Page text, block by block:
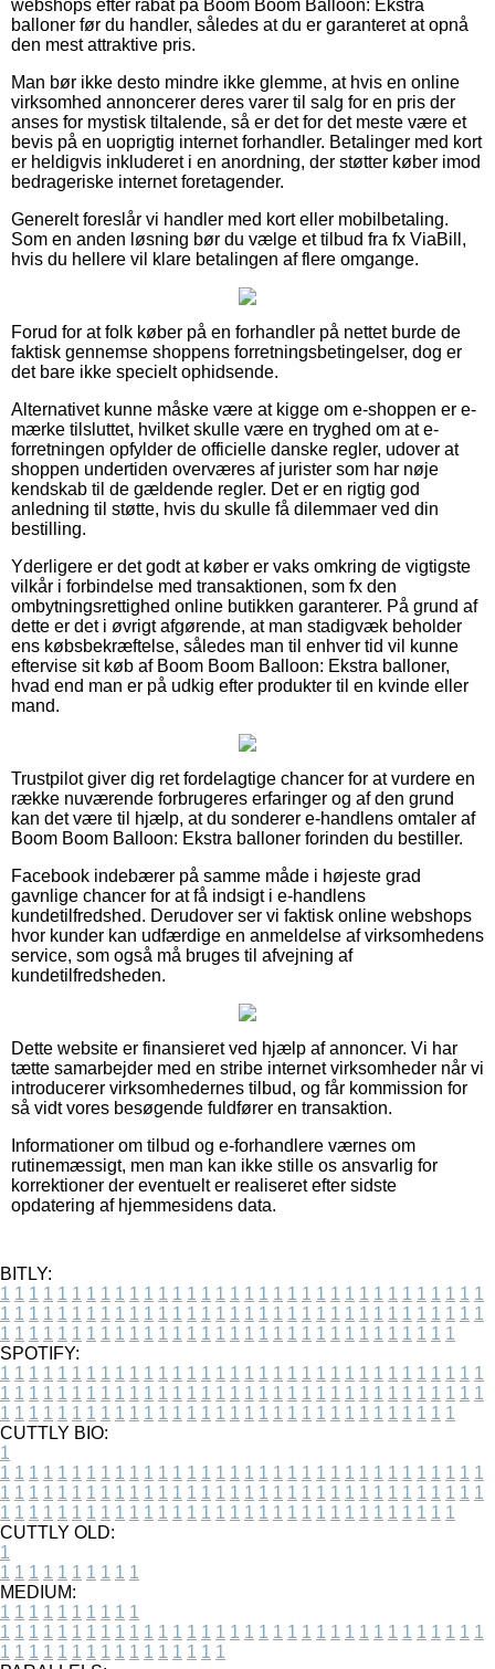
webshops efter rabat på Boom Boom Balloon: Ekstra
balloner før du handler, således at du er garanteret at opnå
den mest attraktive pris.
Man bør ikke desto mindre ikke glemme, at hvis en online
virksomhed annoncerer deres varer til salg for en pris der
anses for mystisk tiltalende, så er det for det meste være et
bevis på en uoprigtig internet forhandler. Betalinger med kort
er heldigvis inkluderet i en anordning, der støtter køber imod
bedrageriske internet foretagender.
Generelt foreslår vi handler med kort eller mobilbetaling.
Som en anden løsning bør du vælge et tilbud fra fx ViaBill,
hvis du hellere vil klare betalingen af flere omgange.
Forud for at folk køber på en forhandler på nettet burde de
faktisk gennemse shoppens forretningsbetingelser, dog er
det bare ikke specielt ophidsende.
Alternativet kunne måske være at kigge om e-shoppen er e-
mærke tilsluttet, hvilket skulle være en tryghed om at e-
forretningen opfylder de officielle danske regler, udover at
shoppen undertiden overværes af jurister som har nøje
kendskab til de gældende regler. Det er en rigtig god
anledning til støtte, hvis du skulle få dilemmaer ved din
bestilling.
Yderligere er det godt at køber er vaks omkring de vigtigste
vilkår i forbindelse med transaktionen, som fx den
ombytningsrettighed online butikken garanterer. På grund af
dette er det i øvrigt afgørende, at man stadigvæk beholder
ens købsbekræftelse, således man til enhver tid vil kunne
eftervise sit køb af Boom Boom Balloon: Ekstra balloner,
hvad end man er på udkig efter produkter til en kvinde eller
mand.
Trustpilot giver dig ret fordelagtige chancer for at vurdere en
række nuværende forbrugeres erfaringer og af den grund
kan det være til hjælp, at du sonderer e-handlens omtaler af
Boom Boom Balloon: Ekstra balloner forinden du bestiller.
Facebook indebærer på samme måde i højeste grad
gavnlige chancer for at få indsigt i e-handlens
kundetilfredshed. Derudover ser vi faktisk online webshops
hvor kunder kan udfærdige en anmeldelse af virksomhedens
service, som også må bruges til afvejning af
kundetilfredsheden.
Dette website er finansieret ved hjælp af annoncer. Vi har
tætte samarbejder med en stribe internet virksomheder når vi
introducerer virksomhedernes tilbud, og får kommission for
så vidt vores besøgende fuldfører en transaktion.
Informationer om tilbud og e-forhandlere værnes om
rutinemæssigt, men man kan ikke stille os ansvarlig for
korrektioner der eventuelt er realiseret efter sidste
opdatering af hjemmesidens data.
BITLY:
1 1 1 1 1 1 1 1 1 1 1 1 1 1 1 1 1 1 1 1 1 1 1 1 1 1 1 1 1 1 1 1 1 1
1 1 1 1 1 1 1 1 1 1 1 1 1 1 1 1 1 1 1 1 1 1 1 1 1 1 1 1 1 1 1 1 1 1
1 1 1 1 1 1 1 1 1 1 1 1 1 1 1 1 1 1 1 1 1 1 1 1 1 1 1 1 1 1 1 1
SPOTIFY:
1 1 1 1 1 1 1 1 1 1 1 1 1 1 1 1 1 1 1 1 1 1 1 1 1 1 1 1 1 1 1 1 1 1
1 1 1 1 1 1 1 1 1 1 1 1 1 1 1 1 1 1 1 1 1 1 1 1 1 1 1 1 1 1 1 1 1 1
1 1 1 1 1 1 1 1 1 1 1 1 1 1 1 1 1 1 1 1 1 1 1 1 1 1 1 1 1 1 1 1
CUTTLY BIO:
1
1 1 1 1 1 1 1 1 1 1 1 1 1 1 1 1 1 1 1 1 1 1 1 1 1 1 1 1 1 1 1 1 1 1
1 1 1 1 1 1 1 1 1 1 1 1 1 1 1 1 1 1 1 1 1 1 1 1 1 1 1 1 1 1 1 1 1 1
1 1 1 1 1 1 1 1 1 1 1 1 1 1 1 1 1 1 1 1 1 1 1 1 1 1 1 1 1 1 1 1
CUTTLY OLD:
1
1 1 1 1 1 1 1 1 1 1
MEDIUM:
1 1 1 1 1 1 1 1 1 1
1 1 1 1 1 1 1 1 1 1 1 1 1 1 1 1 1 1 1 1 1 1 1 1 1 1 1 1 1 1 1 1 1 1
1 1 1 1 1 1 1 1 1 1 1 1 1 1 1 1